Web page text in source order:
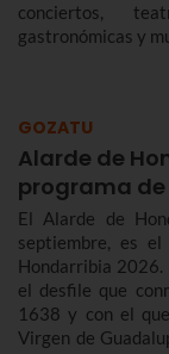
conciertos,
gastronómicas y
GOZATU
Alarde de
programa
El Alarde de
septiembre, es
Hondarribia 2026.
el desfile que
1638 y con el
Virgen de